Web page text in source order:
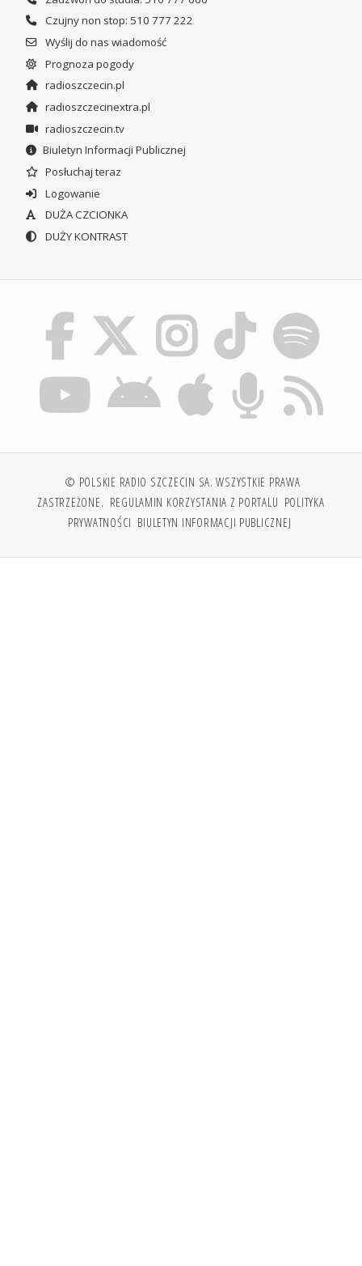
Czujny non stop: 510 777 222
Wyślij do nas wiadomość
Prognoza pogody
radioszczecin.pl
radioszczecinextra.pl
radioszczecin.tv
Biuletyn Informacji Publicznej
Posłuchaj teraz
Logowanie
DUŻA CZCIONKA
DUŻY KONTRAST
© POLSKIE RADIO SZCZECIN SA. WSZYSTKIE PRAWA
ZASTRZEŻONE. REGULAMIN KORZYSTANIA Z PORTALU POLITYKA
PRYWATNOŚCI BIULETYN INFORMACJI PUBLICZNEJ